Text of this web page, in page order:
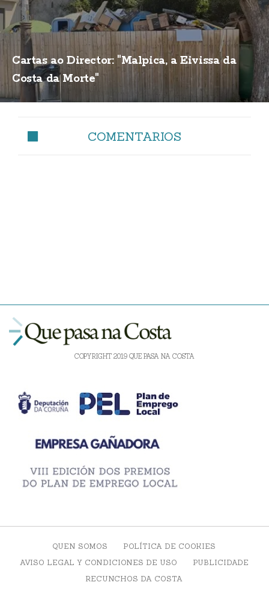
Cartas ao Director: "Malpica, a Eivissa da
Costa da Morte"
COMENTARIOS
COPYRIGHT 2019 QUE PASA NA COSTA
QUEN SOMOS
POLÍTICA DE COOKIES
AVISO LEGAL Y CONDICIONES DE USO
PUBLICIDADE
RECUNCHOS DA COSTA